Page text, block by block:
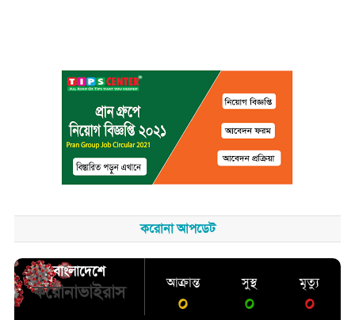
করোনা আপডেট
বাংলাদেশে
করোনাভাইরাস আক্রান্ত
০
সুস্থ
০
মৃত্যু
০